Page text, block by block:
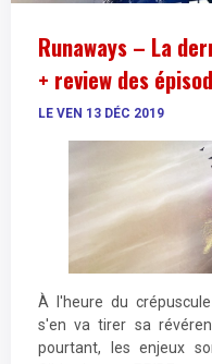
Runaways – La
+ review des
LE VEN 13 DÉC 2019
À l'heure du
s'en va tirer sa
pourtant, les enjeux